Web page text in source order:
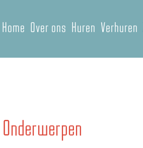
Home Over ons Huren Verhuren
Onderwerpen